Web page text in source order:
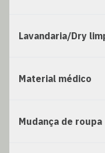
Lavandaria/Dry
Material médico
Mudança de roupa